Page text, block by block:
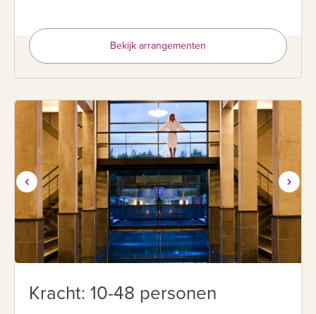
Bekijk arrangementen
Kracht: 10-48 personen